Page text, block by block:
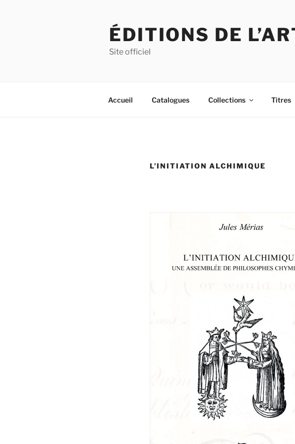
ÉDITIONS DE
Site officiel
Accueil Catalogues Collections Titres
L’INITIATION ALCHIMIQUE